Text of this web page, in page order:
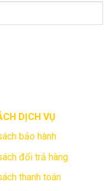
DỊCH VỤ
bảo hành
đổi trả hàng
thanh toán